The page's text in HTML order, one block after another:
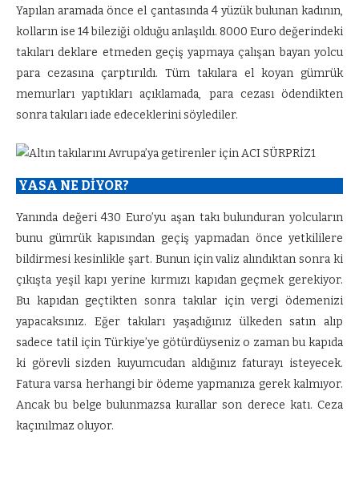
Yapılan aramada önce el çantasında 4 yüzük bulunan kadının,
kolların ise 14 bileziği olduğu anlaşıldı. 8000 Euro değerindeki
takıları deklare etmeden geçiş yapmaya çalışan bayan yolcu
para cezasına çarptırıldı. Tüm takılara el koyan gümrük
memurları yaptıkları açıklamada, para cezası ödendikten
sonra takıları iade edeceklerini söylediler.
YASA NE DİYOR?
Yanında değeri 430 Euro’yu aşan takı bulunduran yolcuların
bunu gümrük kapısından geçiş yapmadan önce yetkililere
bildirmesi kesinlikle şart. Bunun için valiz alındıktan sonra ki
çıkışta yeşil kapı yerine kırmızı kapıdan geçmek gerekiyor.
Bu kapıdan geçtikten sonra takılar için vergi ödemenizi
yapacaksınız. Eğer takıları yaşadığınız ülkeden satın alıp
sadece tatil için Türkiye’ye götürdüyseniz o zaman bu kapıda
ki görevli sizden kuyumcudan aldığınız faturayı isteyecek.
Fatura varsa herhangi bir ödeme yapmanıza gerek kalmıyor.
Ancak bu belge bulunmazsa kurallar son derece katı. Ceza
kaçınılmaz oluyor.